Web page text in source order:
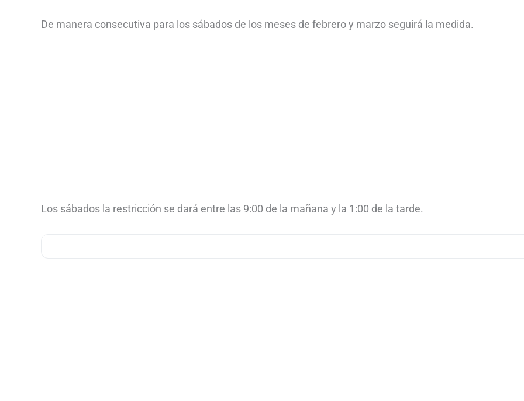
De manera consecutiva para los sábados de los meses de febrero y marzo seguirá la medida.
Los sábados la restricción se dará entre las 9:00 de la mañana y la 1:00 de la tarde.